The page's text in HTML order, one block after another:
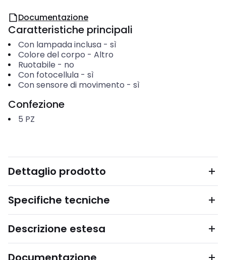
Documentazione
Caratteristiche principali
Con lampada inclusa- sì
Colore del corpo - Altro
Ruotabile - no
Con fotocellula- sì
Con sensore di movimento - sì
Confezione
5 PZ
Dettaglio prodotto
Specifiche tecniche
Descrizione estesa